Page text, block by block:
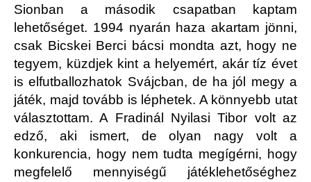
Sionban a második csapatban kaptam
lehetőséget. 1994 nyarán haza akartam jönni,
csak Bicskei Berci bácsi mondta azt, hogy ne
tegyem, küzdjek kint a helyemért, akár tíz évet
is elfutballozhatok Svájcban, de ha jól megy a
játék, majd tovább is léphetek. A könnyebb utat
választottam. A Fradinál Nyilasi Tibor volt az
edző, aki ismert, de olyan nagy volt a
konkurencia, hogy nem tudta megígérni, hogy
megfelelő mennyiségű játéklehetőséghez